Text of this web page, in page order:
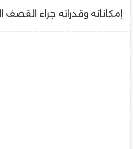
إمكاناته وقدراته جراء